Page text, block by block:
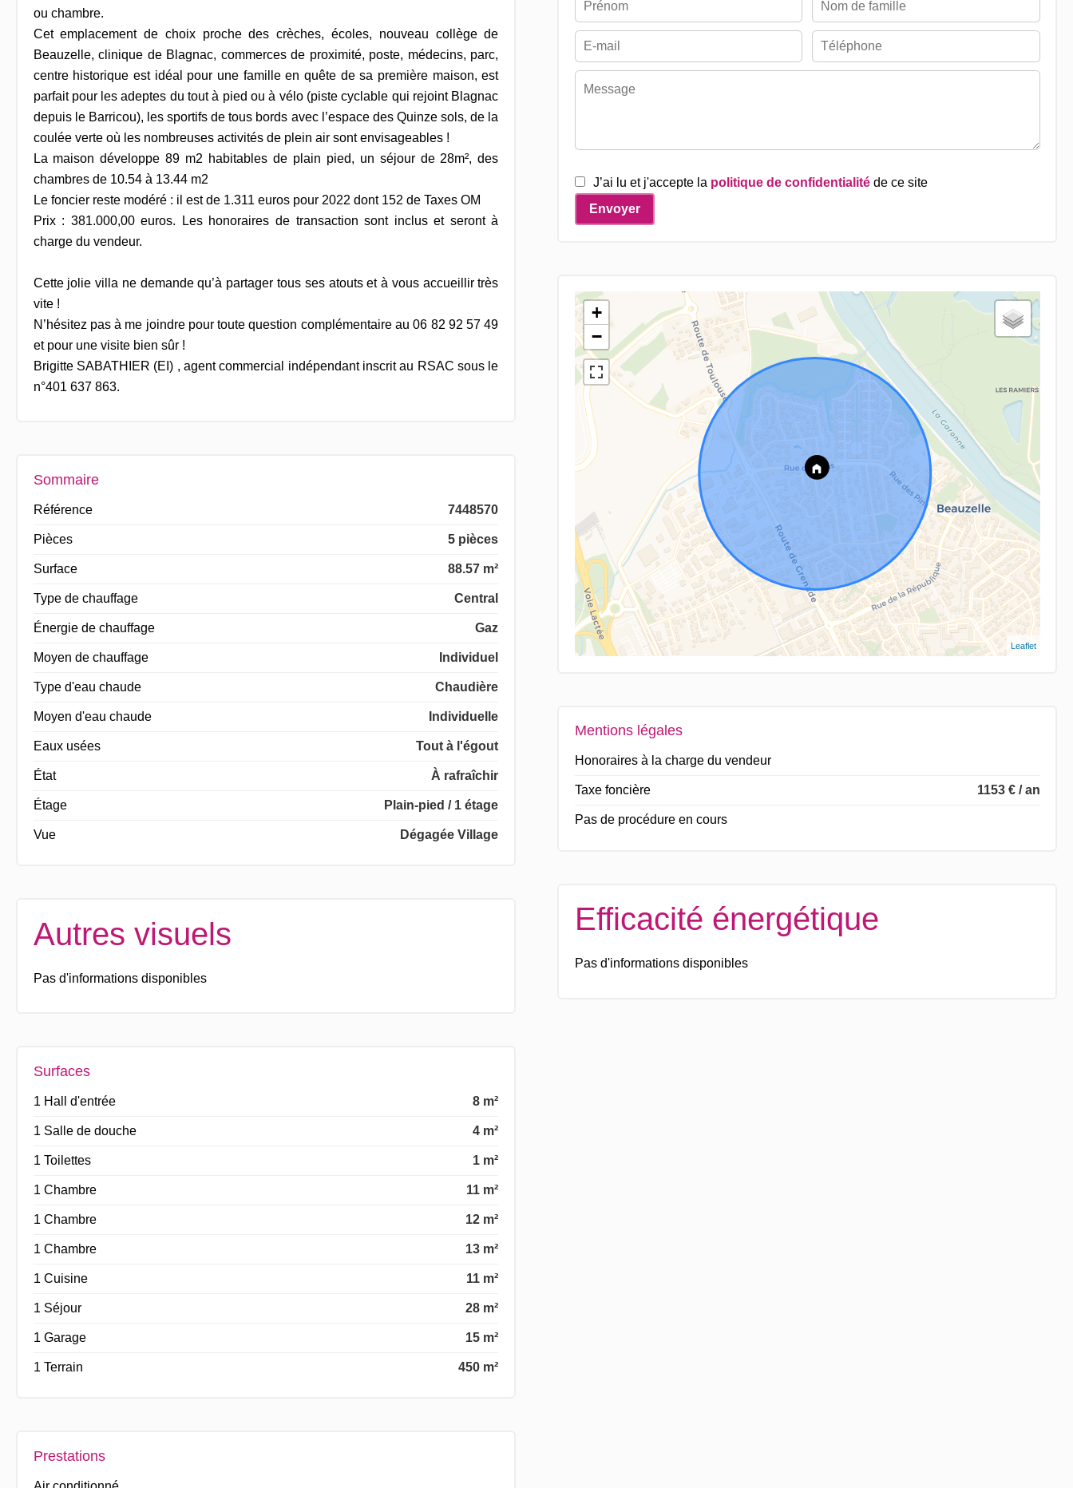
ou chambre.
Cet emplacement de choix proche des crèches, écoles, nouveau collège de
Beauzelle, clinique de Blagnac, commerces de proximité, poste, médecins, parc,
centre historique est idéal pour une famille en quête de sa première maison, est
parfait pour les adeptes du tout à pied ou à vélo (piste cyclable qui rejoint Blagnac
depuis le Barricou), les sportifs de tous bords avec l’espace des Quinze sols, de la
coulée verte où les nombreuses activités de plein air sont envisageables !
La maison développe 89 m2 habitables de plain pied, un séjour de 28m², des
chambres de 10.54 à 13.44 m2
Le foncier reste modéré : il est de 1.311 euros pour 2022 dont 152 de Taxes OM
Prix : 381.000,00 euros. Les honoraires de transaction sont inclus et seront à
charge du vendeur.
Cette jolie villa ne demande qu’à partager tous ses atouts et à vous accueillir très
vite !
N’hésitez pas à me joindre pour toute question complémentaire au 06 82 92 57 49
et pour une visite bien sûr !
Brigitte SABATHIER (EI) , agent commercial indépendant inscrit au RSAC sous le
n°401 637 863.
Sommaire
Référence 7448570
Pièces 5 pièces
Surface 88.57 m²
Type de chauffage Central
Énergie de chauffage Gaz
Moyen de chauffage Individuel
Type d'eau chaude Chaudière
Moyen d'eau chaude Individuelle
Eaux usées Tout à l'égout
État À rafraîchir
Étage Plain-pied / 1 étage
Vue Dégagée Village
Autres visuels
Pas d'informations disponibles
Surfaces
1 Hall d'entrée 8 m²
1 Salle de douche 4 m²
1 Toilettes 1 m²
1 Chambre 11 m²
1 Chambre 12 m²
1 Chambre 13 m²
1 Cuisine 11 m²
1 Séjour 28 m²
1 Garage 15 m²
1 Terrain 450 m²
Prestations
J’ai lu et j'accepte la politique de confidentialitéde ce site
Envoyer
+
−
Leaflet
Mentions légales
Honoraires à la charge du vendeur
Taxe foncière 1153 € / an
Pas de procédure en cours
Efficacité énergétique
Pas d'informations disponibles